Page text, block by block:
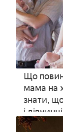
Що
мама на
знати,
і дівчинці